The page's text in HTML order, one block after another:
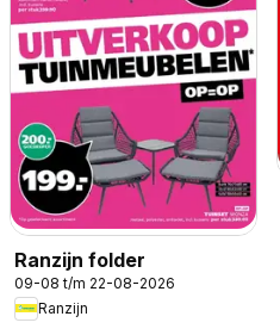
Ranzijn folder
09-08 t/m 22-08-2026
Ranzijn